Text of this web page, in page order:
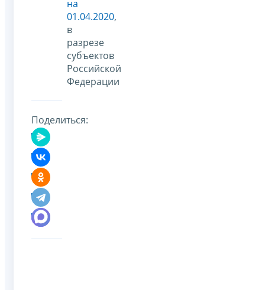
на
01.04.2020,
в
разрезе
субъектов
Российской
Федерации
Поделиться: